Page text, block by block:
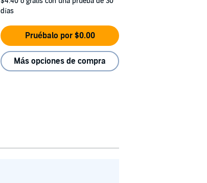
días
Pruébalo por $0.00
Más opciones de compra